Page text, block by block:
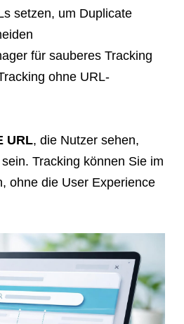
setzen, um Duplicate
für sauberes Tracking
ohne URL-
URL, die Nutzer sehen,
Tracking können Sie im
ohne die User Experience